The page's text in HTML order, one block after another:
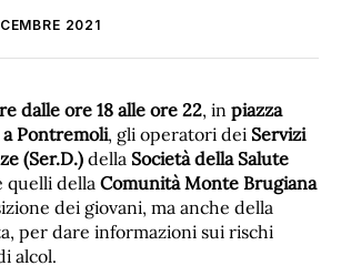
2021
dalle ore 18 alle ore 22, in piazza
Pontremoli, gli operatori dei Servizi
(Ser.D.) della Società della Salute
quelli della Comunità Monte Brugiana
dei giovani, ma anche della
per dare informazioni sui rischi
alcol.